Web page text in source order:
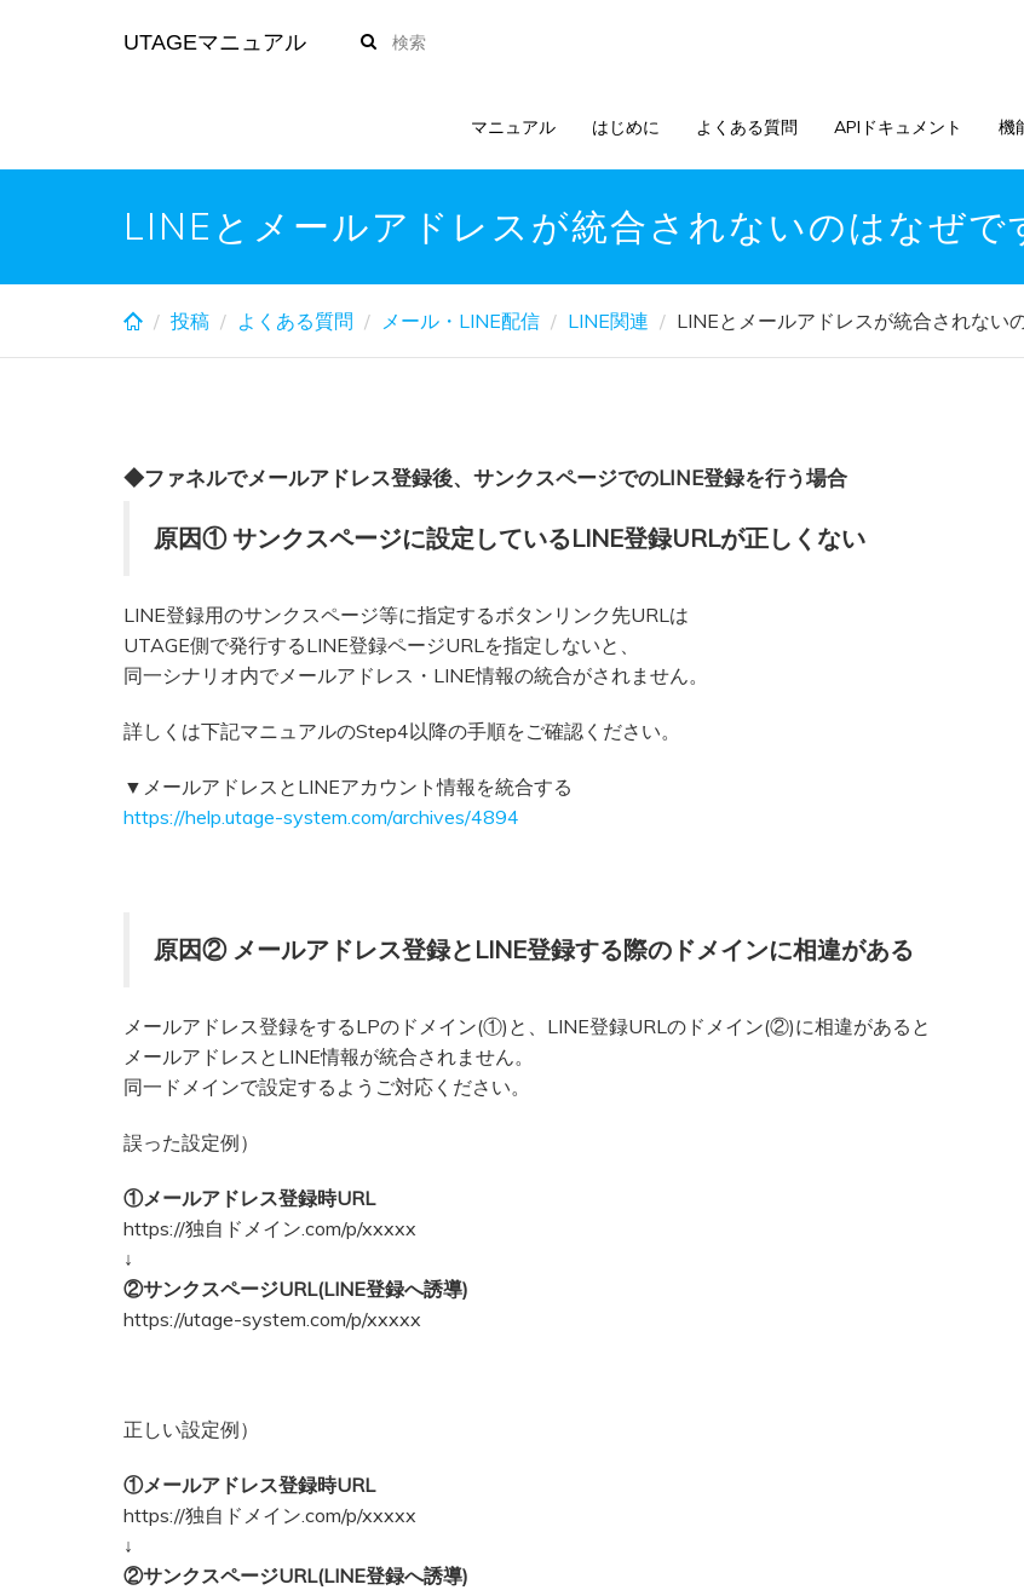
UTAGEマニュアル
マニュアル はじめに よくある質問 APIドキュメント 機
LINEとメールアドレスが統合されないのはなぜで
投稿 よくある質問 メール・LINE配信 LINE関連 LINEとメールアドレスが統合されない
◆ファネルでメールアドレス登録後、サンクスページでのLINE登録を行う場合
原因① サンクスページに設定しているLINE登録URLが正しくない
LINE登録用のサンクスページ等に指定するボタンリンク先URLは
UTAGE側で発行するLINE登録ページURLを指定しないと、
同一シナリオ内でメールアドレス・LINE情報の統合がされません。
詳しくは下記マニュアルのStep4以降の手順をご確認ください。
▼メールアドレスとLINEアカウント情報を統合する
https://help.utage-system.com/archives/4894
原因② メールアドレス登録とLINE登録する際のドメインに相違がある
メールアドレス登録をするLPのドメイン(①)と、LINE登録URLのドメイン(②)に相違があると
メールアドレスとLINE情報が統合されません。
同一ドメインで設定するようご対応ください。
誤った設定例）
①メールアドレス登録時URL
https://独自ドメイン.com/p/xxxxx
↓
②サンクスページURL(LINE登録へ誘導)
https://utage-system.com/p/xxxxx
正しい設定例）
①メールアドレス登録時URL
https://独自ドメイン.com/p/xxxxx
↓
②サンクスページURL(LINE登録へ誘導)